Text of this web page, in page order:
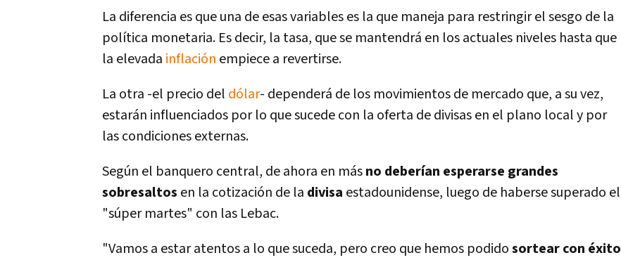
La diferencia es que una de esas variables es la que maneja para restringir el sesgo de la
polí­tica monetaria. Es decir, la tasa, que se mantendrá en los actuales niveles hasta que
la elevada inflación empiece a revertirse.
La otra -el precio del dólar- dependerá de los movimientos de mercado que, a su vez,
estarán influenciados por lo que sucede con la oferta de divisas en el plano local y por
las condiciones externas.
Según el banquero central, de ahora en másno deberí­an esperarse grandes
sobresaltos en la cotización de la divisa estadounidense, luego de haberse superado el
"súper martes" con las Lebac.
"Vamos a estar atentos a lo que suceda, pero creo que hemos podidosortear con éxito